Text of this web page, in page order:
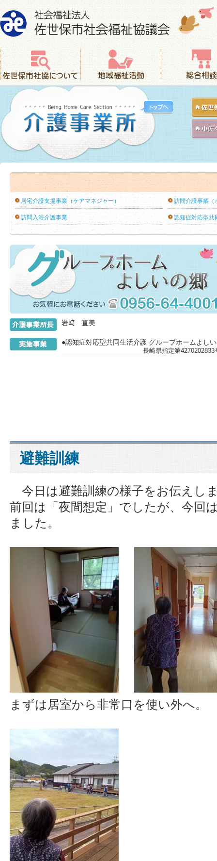
社会福祉法人 佐世保市社会福祉協議会
佐世保市社協について
地域福祉活動 総合相談
居宅介護支援事業（ケアマネジャー） 訪問介護事業（
訪問入浴介護事業 認知症対応型共
岩﨑 直美
●認知症対応型共同生活介護 グループホームよし
長崎県指定第
避難訓練
今日は避難訓練の様子をお伝えし
前回は「夜間想定」でしたが、今回
ました。
まずは居室から非常口を使い外へ。